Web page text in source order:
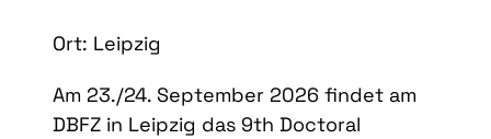
Ort: Leipzig
Am 23./24. September 2026 findet am
DBFZ in Leipzig das 9th Doctoral